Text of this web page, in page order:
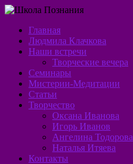
Перейти
содержимому
Школа
Познания
Алхимия
Духа
Главная
Людмила Клачкова
Наши встречи
Творческие вечера
Семинары
Мистерии-Медитации
Статьи
Творчество
Оксана Иванова
Игорь Иванов
Ангелина Тодорова
Наталья Итяева
Контакты